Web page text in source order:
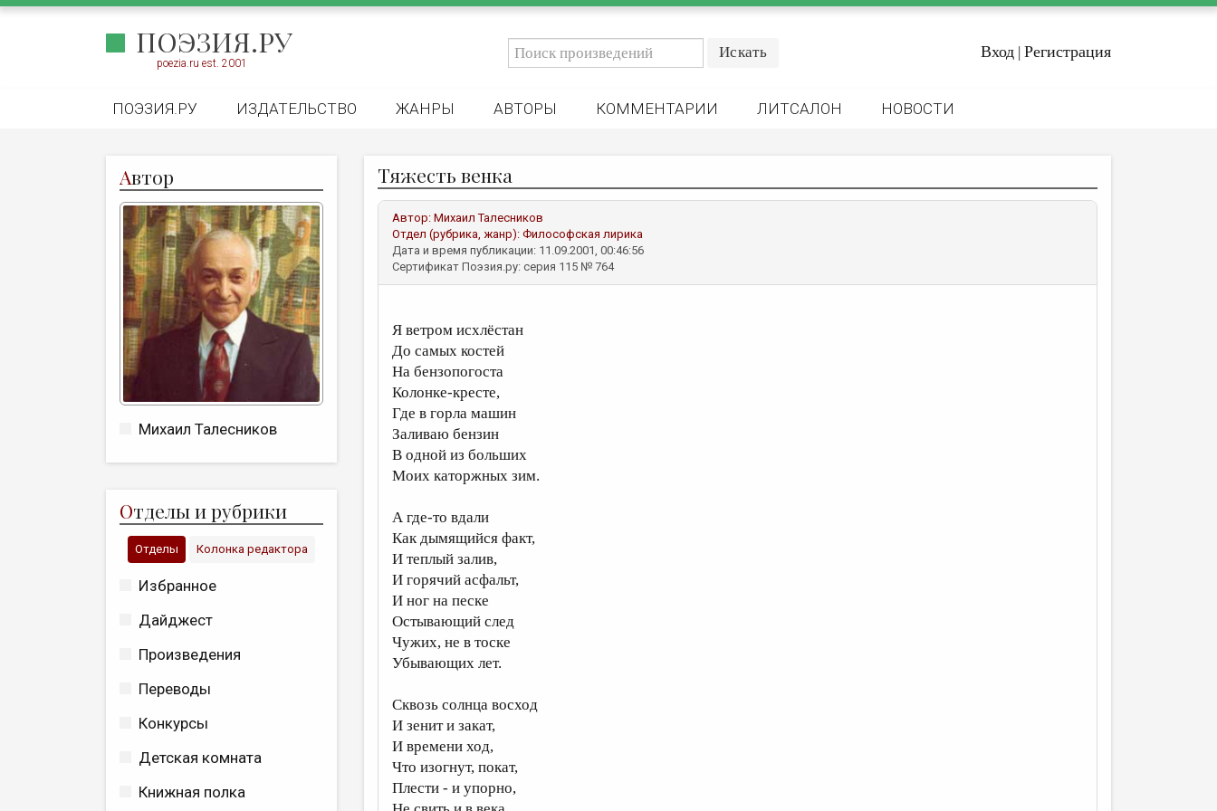
ПОЭЗИЯ.РУ
poezia.ru est. 2001
Вход | Регистрация
ПОЭЗИЯ.РУ ИЗДАТЕЛЬСТВО ЖАНРЫ АВТОРЫ КОММЕНТАРИИ ЛИТСАЛОН НОВОСТИ
Автор
Михаил Талесников
Отделы и рубрики
Отделы Колонка редактора
Избранное
Дайджест
Произведения
Переводы
Конкурсы
Детская комната
Книжная полка
Тяжесть венка
Автор: Михаил Талесников
Отдел (рубрика, жанр): Философская лирика
Дата и время публикации: 11.09.2001, 00:46:56
Сертификат Поэзия.ру: серия 115 № 764
Я ветром исхлёстан
До самых костей
На бензопогоста
Колонке-кресте,
Где в горла машин
Заливаю бензин
В одной из больших
Моих каторжных зим.
А где-то вдали
Как дымящийся факт,
И теплый залив,
И горячий асфальт,
И ног на песке
Остывающий след
Чужих, не в тоске
Убывающих лет.
Сквозь солнца восход
И зенит и закат,
И времени ход,
Что изогнут, покат,
Плести - и упорно,